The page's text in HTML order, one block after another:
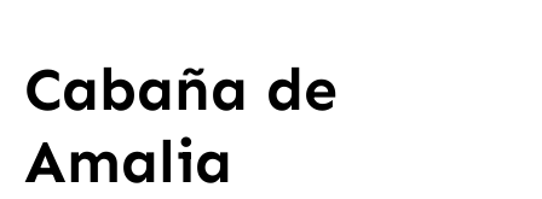
Cabaña de
Amalia